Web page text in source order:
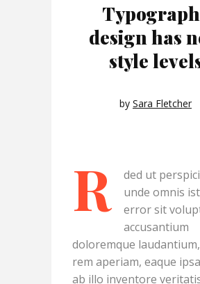
design has
style
by Sara Fletcher
R
ded ut
unde omnis
error sit
accusantium
doloremque
rem aperiam, eaque
ab illo inventore